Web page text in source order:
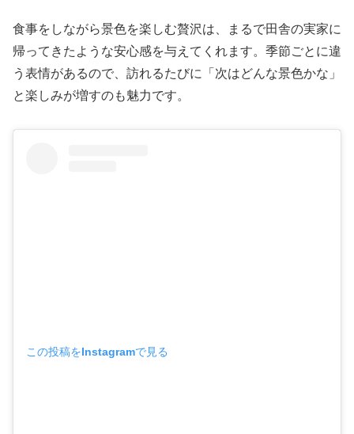
食事をしながら景色を楽しむ贅沢は、まるで田舎の実家に
帰ってきたような安心感を与えてくれます。季節ごとに違
う表情があるので、訪れるたびに「次はどんな景色かな」
と楽しみが増すのも魅力です。
この投稿をInstagramで見る